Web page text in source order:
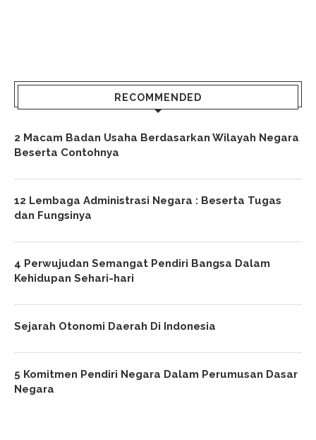
RECOMMENDED
2 Macam Badan Usaha Berdasarkan Wilayah Negara
Beserta Contohnya
12 Lembaga Administrasi Negara : Beserta Tugas
dan Fungsinya
4 Perwujudan Semangat Pendiri Bangsa Dalam
Kehidupan Sehari-hari
Sejarah Otonomi Daerah Di Indonesia
5 Komitmen Pendiri Negara Dalam Perumusan Dasar
Negara